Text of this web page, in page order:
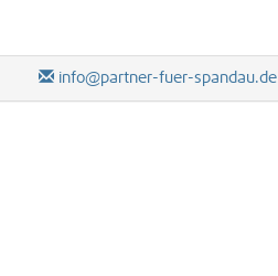
info@partner-fuer-spandau.de